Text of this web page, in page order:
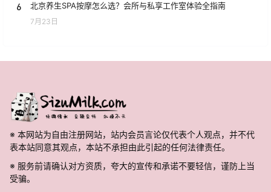
6 北京养生SPA按摩怎么选？会所与私享工作室体验全指南
7月23日
※ 本网站为自由注册网站，站内会员言论仅代表个人观点，并不代
表本站同意其观点，本站不承担由此引起的任何法律责任。
※ 服务前请确认对方资质，夸大的宣传和承诺不要轻信，谨防上当
受骗。